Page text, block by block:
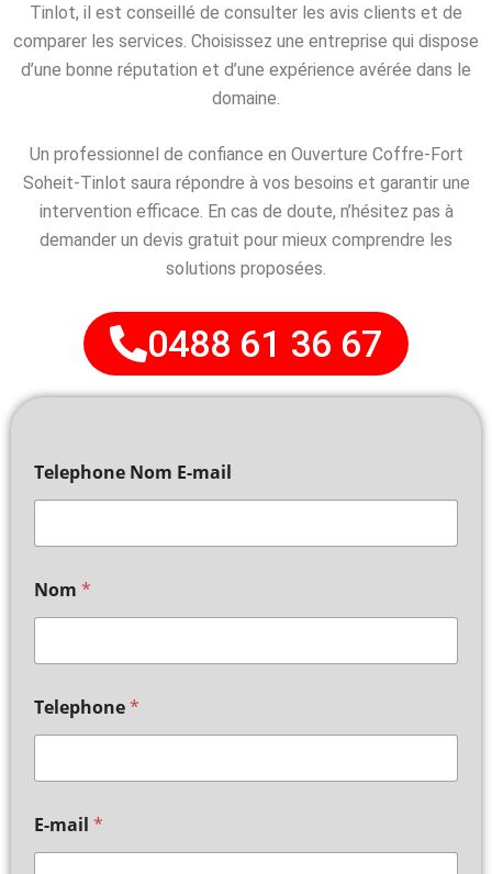
Tinlot, il est conseillé de consulter les avis clients et de
comparer les services. Choisissez une entreprise qui dispose
d’une bonne réputation et d’une expérience avérée dans le
domaine.
Un professionnel de confiance en Ouverture Coffre-Fort
Soheit-Tinlot saura répondre à vos besoins et garantir une
intervention efficace. En cas de doute, n’hésitez pas à
demander un devis gratuit pour mieux comprendre les
solutions proposées.
0488 61 36 67
Telephone Nom E-mail
Nom *
Telephone*
E-mail *